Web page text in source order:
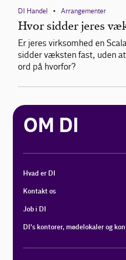
DI Handel • Arrangementer
Hvor sidder jeres
Er jeres virksomhed en
sidder væksten fast, uden
ord på hvorfor?
OM DI
Hvad er DI
Kontakt os
Job i DI
DI's kontorer, mødelokaler og